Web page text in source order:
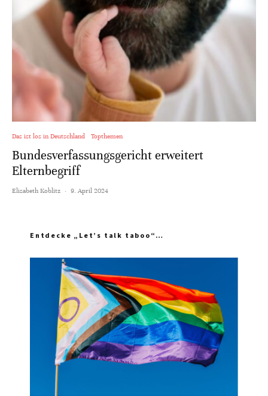
Das ist los in Deutschland Topthemen
Bundesverfassungsgericht erweitert
Elternbegriff
Elisabeth Koblitz · 9. April 2024
Entdecke „Let’s talk taboo“…